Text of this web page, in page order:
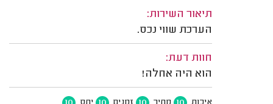
תיאור השירות:
הערכת שווי נכס.
חוות דעת:
הוא היה אחלה!